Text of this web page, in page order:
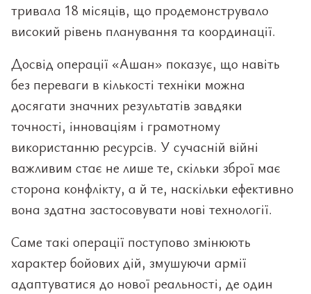
тривала 18 місяців, що продемонструвало
високий рівень планування та координації.
Досвід операції «Ашан» показує, що навіть
без переваги в кількості техніки можна
досягати значних результатів завдяки
точності, інноваціям і грамотному
використанню ресурсів. У сучасній війні
важливим стає не лише те, скільки зброї має
сторона конфлікту, а й те, наскільки ефективно
вона здатна застосовувати нові технології.
Саме такі операції поступово змінюють
характер бойових дій, змушуючи армії
адаптуватися до нової реальності, де один